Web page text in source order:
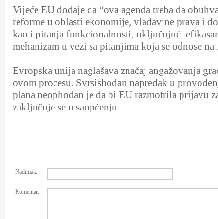
Vijeće EU dodaje da “ova agenda treba da
reforme u oblasti ekonomije, vladavine prava i
kao i pitanja funkcionalnosti, uključujući
mehanizam u vezi sa pitanjima koja se odnose na
Evropska unija naglašava značaj angažovanja
ovom procesu. Svrsishodan napredak u
plana neophodan je da bi EU razmotrila prijavu
zaključuje se u saopćenju.
Nadimak:
Komentar: